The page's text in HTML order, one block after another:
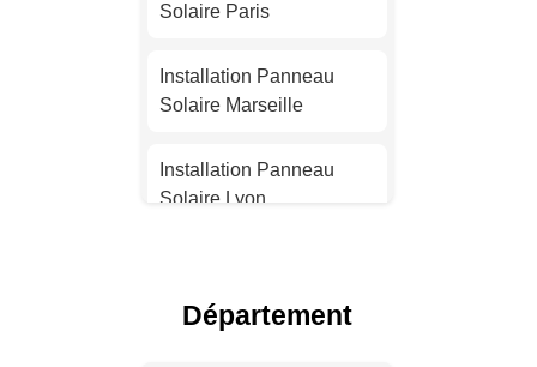
Solaire Paris
Installation Panneau
Solaire Marseille
Installation Panneau
Solaire Lyon
Département